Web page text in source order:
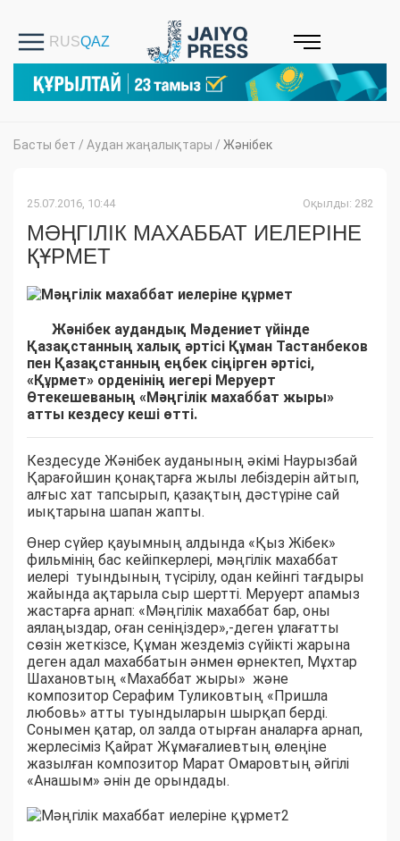
Басты бет / Аудан жаңалықтары / Жәнібек
25.07.2016, 10:44 Оқылды: 282
МӘҢГІЛІК МАХАББАТ ИЕЛЕРІНЕ
ҚҰРМЕТ
Жәнібек аудандық Мәдениет үйінде
Қазақстанның халық әртісі Құман Тастанбеков
пен Қазақстанның еңбек сіңірген әртісі,
«Құрмет» орденінің иегері Меруерт
Өтекешеваның «Мәңгілік махаббат жыры»
атты кездесу кеші өтті.
Кездесуде Жәнібек ауданының әкімі Наурызбай
Қарағойшин қонақтарға жылы лебіздерін айтып,
алғыс хат тапсырып, қазақтың дәстүріне сай
иықтарына шапан жапты.
Өнер сүйер қауымның алдында «Қыз Жібек»
фильмінің бас кейіпкерлері, мәңгілік махаббат
иелері туындының түсірілу, одан кейінгі тағдыры
жайында ақтарыла сыр шертті. Меруерт апамыз
жастарға арнап: «Мәңгілік махаббат бар, оны
аялаңыздар, оған сеніңіздер»,-деген ұлағатты
сөзін жеткізсе, Құман жездеміз сүйікті жарына
деген адал махаббатын әнмен өрнектеп, Мұхтар
Шахановтың «Махаббат жыры» және
композитор Серафим Туликовтың «Пришла
любовь» атты туындыларын шырқап берді.
Сонымен қатар, ол залда отырған аналарға арнап,
жерлесіміз Қайрат Жұмағалиевтың өлеңіне
жазылған композитор Марат Омаровтың әйгілі
«Анашым» әнін де орындады.